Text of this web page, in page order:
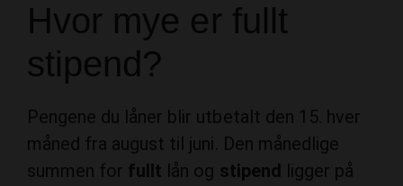
Hvor mye er fullt
stipend?
Pengene du låner blir utbetalt den 15. hver
måned fra august til juni. Den månedlige
summen for fullt lån og stipend ligger på